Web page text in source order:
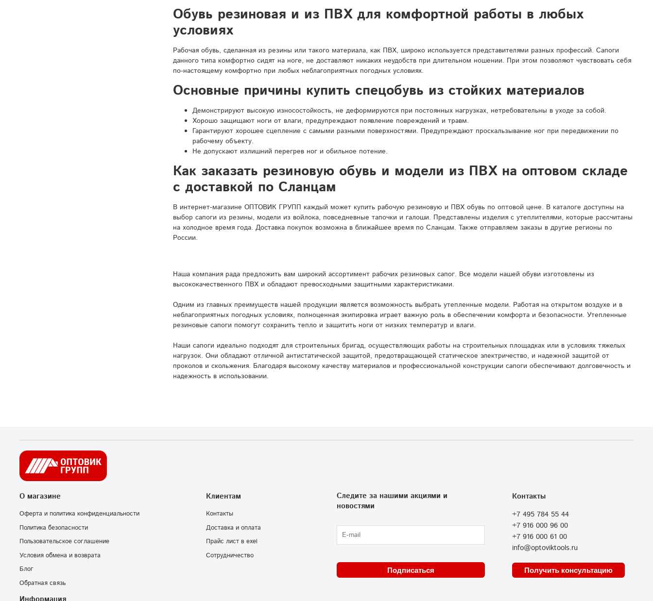
Обувь резиновая и из ПВХ для комфортной работы в любых
условиях
Рабочая обувь, сделанная из резины или такого материала, как ПВХ, широко используется представителями разных профессий. Сапоги
данного типа комфортно сидят на ноге, не доставляют никаких неудобств при длительном ношении. При этом позволяют чувствовать себя
по-настоящему комфортно при любых неблагоприятных погодных условиях.
Основные причины купить спецобувь из стойких материалов
Демонстрируют высокую износостойкость, не деформируются при постоянных нагрузках, нетребовательны в уходе за собой.
Хорошо защищают ноги от влаги, предупреждают появление повреждений и травм.
Гарантируют хорошее сцепление с самыми разными поверхностями. Предупреждают проскальзывание ног при передвижении по
рабочему объекту.
Не допускают излишний перегрев ног и обильное потение.
Как заказать резиновую обувь и модели из ПВХ на оптовом складе
с доставкой по Сланцам
В интернет-магазине ОПТОВИК ГРУПП каждый может купить рабочую резиновую и ПВХ обувь по оптовой цене. В каталоге доступны на
выбор сапоги из резины, модели из войлока, повседневные тапочки и галоши. Представлены изделия с утеплителями, которые рассчитаны
на холодное время года. Доставка покупок возможна в ближайшее время по Сланцам. Также отправляем заказы в другие регионы по
России.
Наша компания рада предложить вам широкий ассортимент рабочих резиновых сапог. Все модели нашей обуви изготовлены из
высококачественного ПВХ и обладают превосходными защитными характеристиками.
Одним из главных преимуществ нашей продукции является возможность выбрать утепленные модели. Работая на открытом воздухе и в
неблагоприятных погодных условиях, полноценная экипировка играет важную роль в обеспечении комфорта и безопасности. Утепленные
резиновые сапоги помогут сохранить тепло и защитить ноги от низких температур и влаги.
Наши сапоги идеально подходят для строительных бригад, осуществляющих работы на строительных площадках или в условиях тяжелых
нагрузок. Они обладают отличной антистатической защитой, предотвращающей статическое электричество, и надежной защитой от
проколов и скольжения. Благодаря высокому качеству материалов и профессиональной конструкции сапоги обеспечивают долговечность и
надежность в использовании.
О магазине
Оферта и политика конфиденциальности
Политика безопасности
Пользовательское соглашение
Условия обмена и возврата
Блог
Обратная связь
Клиентам
Контакты
Доставка и оплата
Прайс лист в exel
Сотрудничество
Контакты
+7 495 784 55 44
+7 916 000 96 00
+7 916 000 61 00
info@optoviktools.ru
Получить консультацию
Следите за нашими акциями и
новостями
Подписаться